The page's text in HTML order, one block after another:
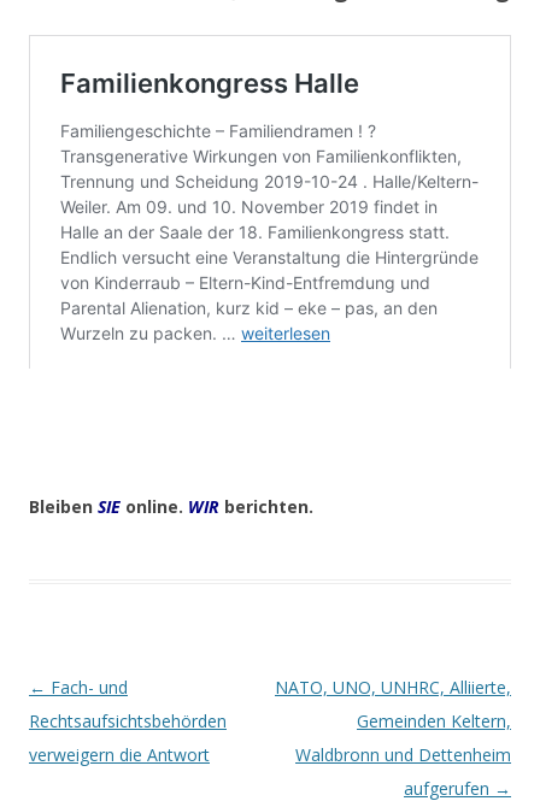
Bleiben SIE online. WIR berichten.
Beitrags-
Navigation
← Fach- und
Rechtsaufsichtsbehörden
verweigern die Antwort
NATO, UNO, UNHRC, Alliierte,
Gemeinden Keltern,
Waldbronn und Dettenheim
aufgerufen →